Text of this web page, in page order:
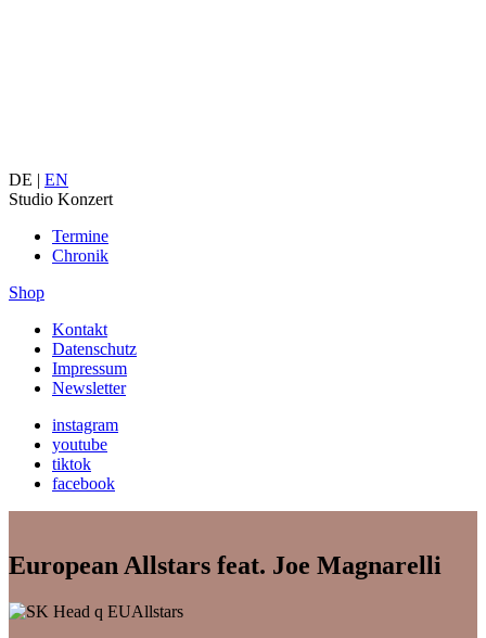
DE | EN
Studio Konzert
Termine
Chronik
Shop
Kontakt
Datenschutz
Impressum
Newsletter
instagram
youtube
tiktok
facebook
European Allstars feat. Joe Magnarelli